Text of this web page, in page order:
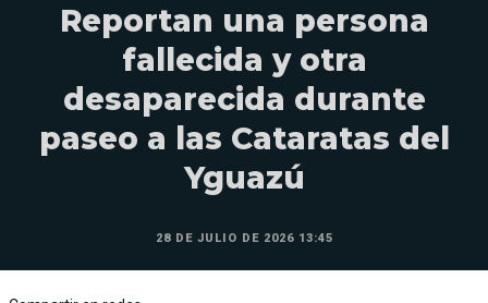
Reportan una persona
fallecida y otra
desaparecida durante
paseo a las Cataratas del
Yguazú
28 DE JULIO DE 2026 13:45